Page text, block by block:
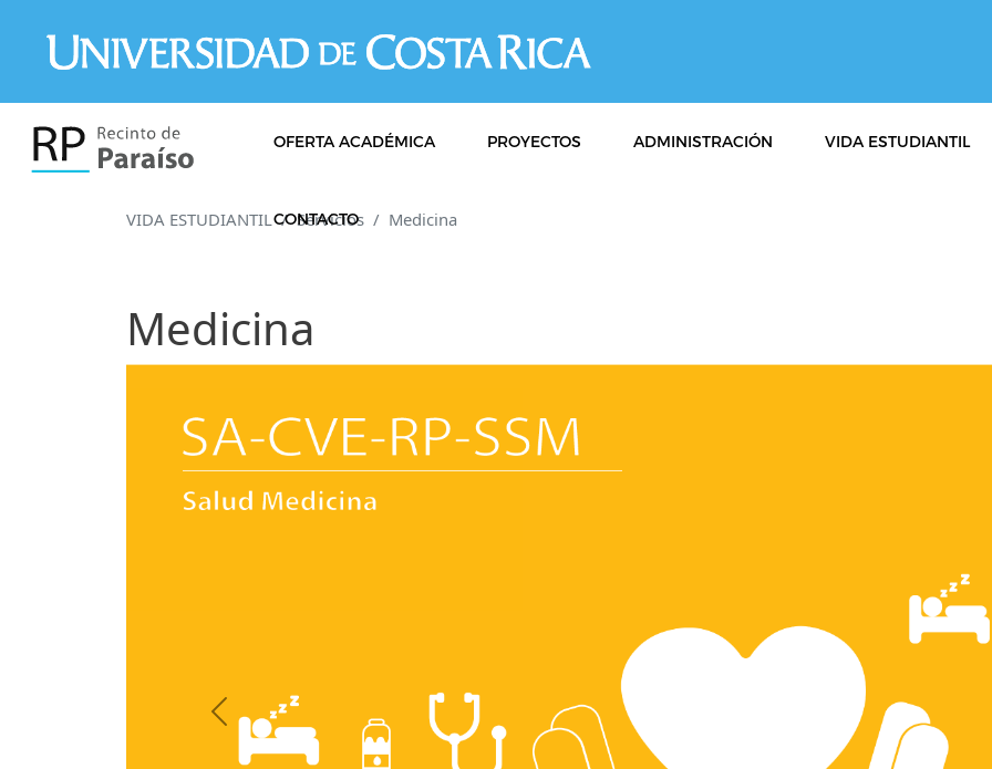
OFERTA ACADÉMICA PROYECTOS ADMINISTRACIÓN VIDA ESTUDIANTIL
CONTACTO
VIDA ESTUDIANTIL Servicios Medicina
Medicina
Previous